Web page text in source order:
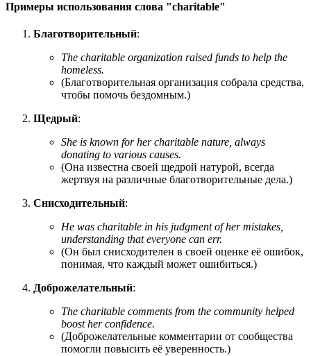
Примеры использования слова "charitable"
Благотворительный:
The charitable organization raised funds to help the
homeless.
(Благотворительная организация собрала средства,
чтобы помочь бездомным.)
Щедрый:
She is known for her charitable nature, always
donating to various causes.
(Она известна своей щедрой натурой, всегда
жертвуя на различные благотворительные дела.)
Снисходительный:
He was charitable in his judgment of her mistakes,
understanding that everyone can err.
(Он был снисходителен в своей оценке её ошибок,
понимая, что каждый может ошибиться.)
Доброжелательный:
The charitable comments from the community helped
boost her confidence.
(Доброжелательные комментарии от сообщества
помогли повысить её уверенность.)